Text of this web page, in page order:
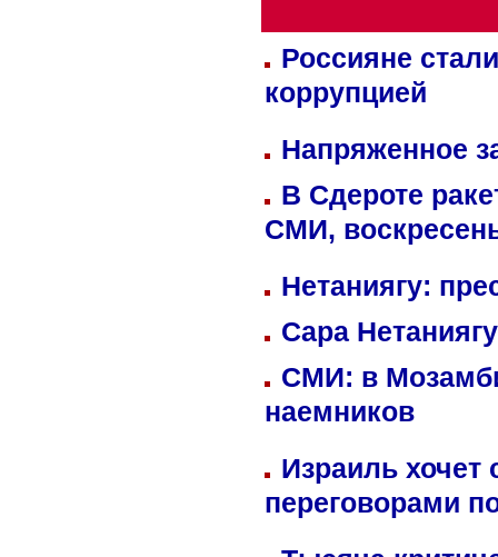
Россияне
коррупцией
Напряженное
В Сдероте
СМИ,
Нетаниягу:
Сара
СМИ: в
наемников
Израиль хочет
переговорами